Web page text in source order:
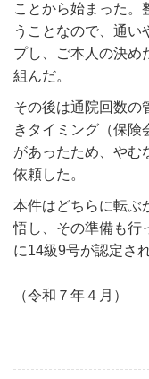
ことから始まった。
うことなので、通い
プし、ご本人の決め
組んだ。
その後は通院回数の
きタイミング（保険
があったため、やむ
依頼した。
本件はどちらに転ぶ
悟し、その準備も行
に14級9号が認定され
（令和７年４月）